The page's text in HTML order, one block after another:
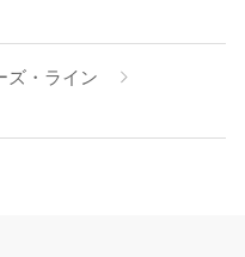
ズ・ライン